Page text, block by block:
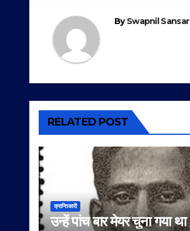
BySwapnil Sansar
RELATED POST
क्रान्तिकारी
उन्हें पांच बार मेयर चुना गया था